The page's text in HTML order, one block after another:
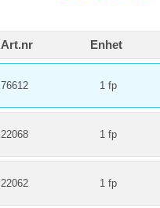
Art.nr Enhet
76612 1 fp
22068 1 fp
22062 1 fp